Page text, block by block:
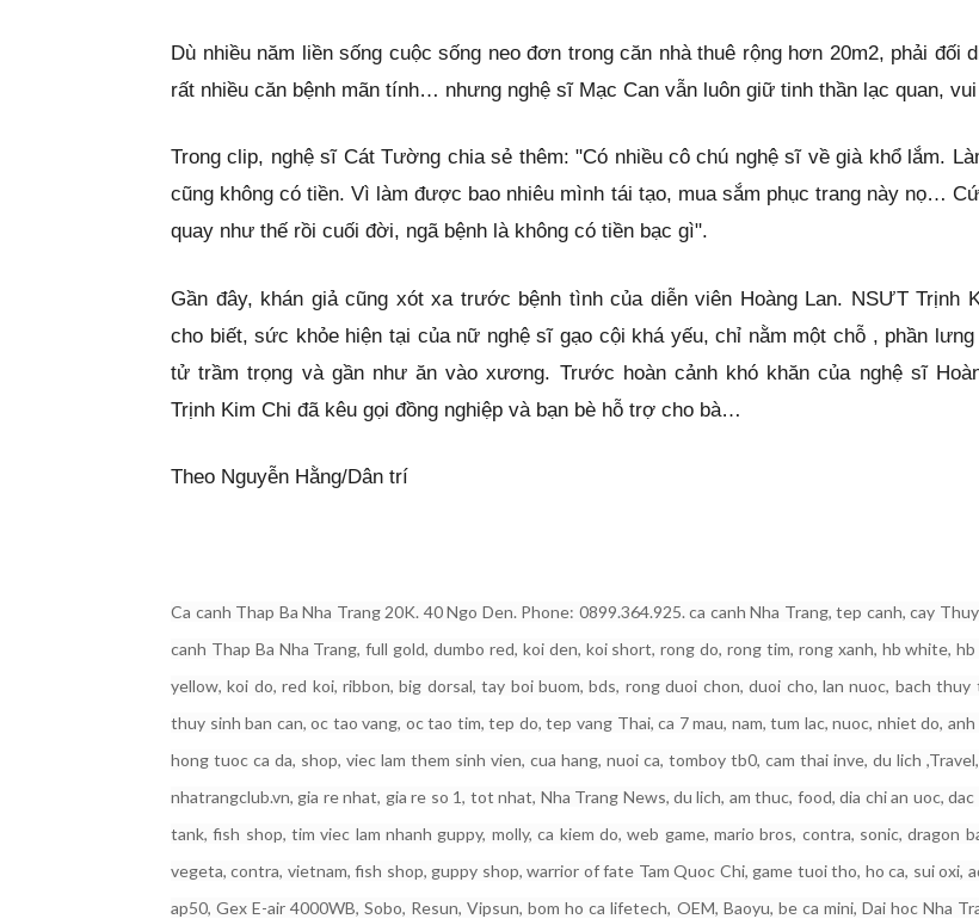
Dù nhiều năm liền sống cuộc sống neo đơn trong căn nhà thuê rộng hơn 20m2, phải đối
rất nhiều căn bệnh mãn tính… nhưng nghệ sĩ Mạc Can vẫn luôn giữ tinh thần lạc quan,
Trong clip, nghệ sĩ Cát Tường chia sẻ thêm: "Có nhiều cô chú nghệ sĩ về già khổ lắm.
cũng không có tiền. Vì làm được bao nhiêu mình tái tạo, mua sắm phục trang này nọ…
quay như thế rồi cuối đời, ngã bệnh là không có tiền bạc gì".
Gần đây, khán giả cũng xót xa trước bệnh tình của diễn viên Hoàng Lan. NSƯT Trịnh
cho biết, sức khỏe hiện tại của nữ nghệ sĩ gạo cội khá yếu, chỉ nằm một chỗ , phần lưng
tử trầm trọng và gần như ăn vào xương. Trước hoàn cảnh khó khăn của nghệ sĩ
Trịnh Kim Chi đã kêu gọi đồng nghiệp và bạn bè hỗ trợ cho bà…
Theo Nguyễn Hằng/Dân trí
Ca canh Thap Ba Nha Trang 20K. 40 Ngo Den. Phone: 0899.364.925. ca canh Nha Trang, tep canh, cay
canh Thap Ba Nha Trang, full gold, dumbo red, koi den, koi short, rong do, rong tim, rong xanh, hb white, hb
yellow, koi do, red koi, ribbon, big dorsal, tay boi buom, bds, rong duoi chon, duoi cho, lan nuoc, bach thuy
thuy sinh ban can, oc tao vang, oc tao tim, tep do, tep vang Thai, ca 7 mau, nam, tum lac, nuoc, nhiet do, anh
hong tuoc ca da, shop, viec lam them sinh vien, cua hang, nuoi ca, tomboy tb0, cam thai inve, du lich
nhatrangclub.vn, gia re nhat, gia re so 1, tot nhat, Nha Trang News, du lich, am thuc, food, dia chi an uoc, dac
tank, fish shop, tim viec lam nhanh guppy, molly, ca kiem do, web game, mario bros, contra, sonic, dragon
vegeta, contra, vietnam, fish shop, guppy shop, warrior of fate Tam Quoc Chi, game tuoi tho, ho ca, sui oxi,
ap50, Gex E-air 4000WB, Sobo, Resun, Vipsun, bom ho ca lifetech, OEM, Baoyu, be ca mini, Dai hoc Nha